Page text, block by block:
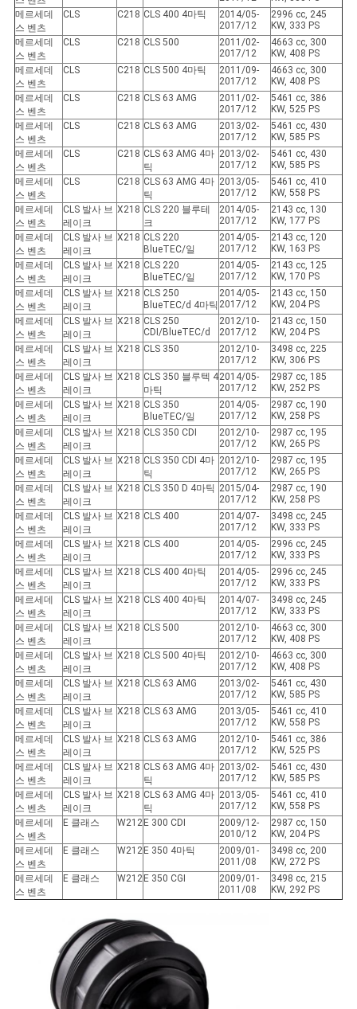
메르세데
스 벤츠
CLS C218 CLS 400 4마틱
2014/05-
2017/12
2996 cc, 245
KW, 333 PS
메르세데
스 벤츠
CLS C218 CLS 500
2011/02-
2017/12
4663 cc, 300
KW, 408 PS
메르세데
스 벤츠
CLS C218 CLS 500 4마틱
2011/09-
2017/12
4663 cc, 300
KW, 408 PS
메르세데
스 벤츠
CLS C218 CLS 63 AMG
2011/02-
2017/12
5461 cc, 386
KW, 525 PS
메르세데
스 벤츠
CLS C218 CLS 63 AMG
2013/02-
2017/12
5461 cc, 430
KW, 585 PS
메르세데
스 벤츠
CLS C218 CLS 63 AMG 4마
틱
2013/02-
2017/12
5461 cc, 430
KW, 585 PS
메르세데
스 벤츠
CLS C218 CLS 63 AMG 4마
틱
2013/05-
2017/12
5461 cc, 410
KW, 558 PS
메르세데
스 벤츠
CLS 발사 브
레이크
X218 CLS 220 블루테
크
2014/05-
2017/12
2143 cc, 130
KW, 177 PS
메르세데
스 벤츠
CLS 발사 브
레이크
X218 CLS 220
BlueTEC/일
2014/05-
2017/12
2143 cc, 120
KW, 163 PS
메르세데
스 벤츠
CLS 발사 브
레이크
X218 CLS 220
BlueTEC/일
2014/05-
2017/12
2143 cc, 125
KW, 170 PS
메르세데
스 벤츠
CLS 발사 브
레이크
X218 CLS 250
BlueTEC/d 4마틱
2014/05-
2017/12
2143 cc, 150
KW, 204 PS
메르세데
스 벤츠
CLS 발사 브
레이크
X218 CLS 250
CDI/BlueTEC/d
2012/10-
2017/12
2143 cc, 150
KW, 204 PS
메르세데
스 벤츠
CLS 발사 브
레이크
X218 CLS 350
2012/10-
2017/12
3498 cc, 225
KW, 306 PS
메르세데
스 벤츠
CLS 발사 브
레이크
X218 CLS 350 블루텍 4
마틱
2014/05-
2017/12
2987 cc, 185
KW, 252 PS
메르세데
스 벤츠
CLS 발사 브
레이크
X218 CLS 350
BlueTEC/일
2014/05-
2017/12
2987 cc, 190
KW, 258 PS
메르세데
스 벤츠
CLS 발사 브
레이크
X218 CLS 350 CDI
2012/10-
2017/12
2987 cc, 195
KW, 265 PS
메르세데
스 벤츠
CLS 발사 브
레이크
X218 CLS 350 CDI 4마
틱
2012/10-
2017/12
2987 cc, 195
KW, 265 PS
메르세데
스 벤츠
CLS 발사 브
레이크
X218 CLS 350 D 4마틱 2015/04-
2017/12
2987 cc, 190
KW, 258 PS
메르세데
스 벤츠
CLS 발사 브
레이크
X218 CLS 400
2014/07-
2017/12
3498 cc, 245
KW, 333 PS
메르세데
스 벤츠
CLS 발사 브
레이크
X218 CLS 400
2014/05-
2017/12
2996 cc, 245
KW, 333 PS
메르세데
스 벤츠
CLS 발사 브
레이크
X218 CLS 400 4마틱
2014/05-
2017/12
2996 cc, 245
KW, 333 PS
메르세데
스 벤츠
CLS 발사 브
레이크
X218 CLS 400 4마틱
2014/07-
2017/12
3498 cc, 245
KW, 333 PS
메르세데
스 벤츠
CLS 발사 브
레이크
X218 CLS 500
2012/10-
2017/12
4663 cc, 300
KW, 408 PS
메르세데
스 벤츠
CLS 발사 브
레이크
X218 CLS 500 4마틱
2012/10-
2017/12
4663 cc, 300
KW, 408 PS
메르세데
스 벤츠
CLS 발사 브
레이크
X218 CLS 63 AMG
2013/02-
2017/12
5461 cc, 430
KW, 585 PS
메르세데
스 벤츠
CLS 발사 브
레이크
X218 CLS 63 AMG
2013/05-
2017/12
5461 cc, 410
KW, 558 PS
메르세데
스 벤츠
CLS 발사 브
레이크
X218 CLS 63 AMG
2012/10-
2017/12
5461 cc, 386
KW, 525 PS
메르세데
스 벤츠
CLS 발사 브
레이크
X218 CLS 63 AMG 4마
틱
2013/02-
2017/12
5461 cc, 430
KW, 585 PS
메르세데
스 벤츠
CLS 발사 브
레이크
X218 CLS 63 AMG 4마
틱
2013/05-
2017/12
5461 cc, 410
KW, 558 PS
메르세데
스 벤츠
E 클래스 W212 E 300 CDI
2009/12-
2010/12
2987 cc, 150
KW, 204 PS
메르세데
스 벤츠
E 클래스 W212 E 350 4마틱
2009/01-
2011/08
3498 cc, 200
KW, 272 PS
메르세데
스 벤츠
E 클래스 W212 E 350 CGI
2009/01-
2011/08
3498 cc, 215
KW, 292 PS